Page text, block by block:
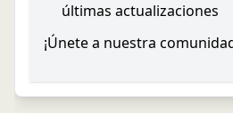
últimas actualizaciones
¡Únete a nuestra